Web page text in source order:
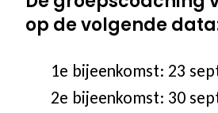
Voor
op de volgende
1e bijeenkomst: 23
2e bijeenkomst: 30